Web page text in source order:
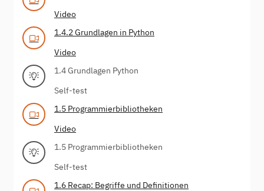
Video
1.4.2 Grundlagen in Python
Video
1.4 Grundlagen Python
Self-test
1.5 Programmierbibliotheken
Video
1.5 Programmierbibliotheken
Self-test
1.6 Recap: Begriffe und Definitionen